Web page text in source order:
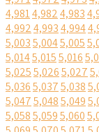
4,9814,9824,983
4,9924,9934,994
5,0035,0045,005
5,0145,0155,016
5,0255,0265,027
5,0365,0375,038
5,0475,0485,049
5,0585,0595,060